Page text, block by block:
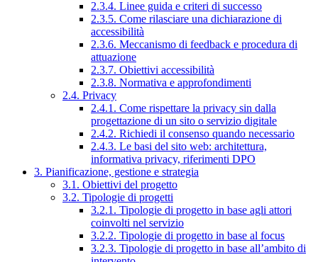
2.3.4. Linee guida e criteri di successo
2.3.5. Come rilasciare una dichiarazione di
accessibilità
2.3.6. Meccanismo di feedback e procedura di
attuazione
2.3.7. Obiettivi accessibilità
2.3.8. Normativa e approfondimenti
2.4. Privacy
2.4.1. Come rispettare la privacy sin dalla
progettazione di un sito o servizio digitale
2.4.2. Richiedi il consenso quando necessario
2.4.3. Le basi del sito web: architettura,
informativa privacy, riferimenti DPO
3. Pianificazione, gestione e strategia
3.1. Obiettivi del progetto
3.2. Tipologie di progetti
3.2.1. Tipologie di progetto in base agli attori
coinvolti nel servizio
3.2.2. Tipologie di progetto in base al focus
3.2.3. Tipologie di progetto in base all’ambito di